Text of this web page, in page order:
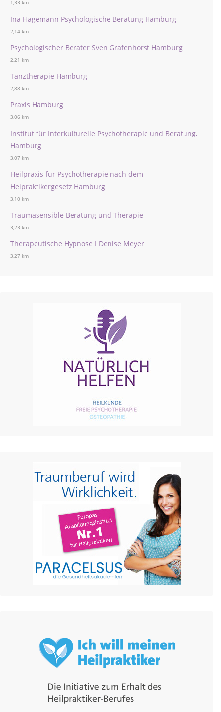
1,33 km
Ina Hagemann Psychologische Beratung Hamburg
2,14 km
Psychologischer Berater Sven Grafenhorst Hamburg
2,21 km
Tanztherapie Hamburg
2,88 km
Praxis Hamburg
3,06 km
Institut für Interkulturelle Psychotherapie und Beratung,
Hamburg
3,07 km
Heilpraxis für Psychotherapie nach dem
Heipraktikergesetz Hamburg
3,10 km
Traumasensible Beratung und Therapie
3,23 km
Therapeutische Hypnose I Denise Meyer
3,27 km